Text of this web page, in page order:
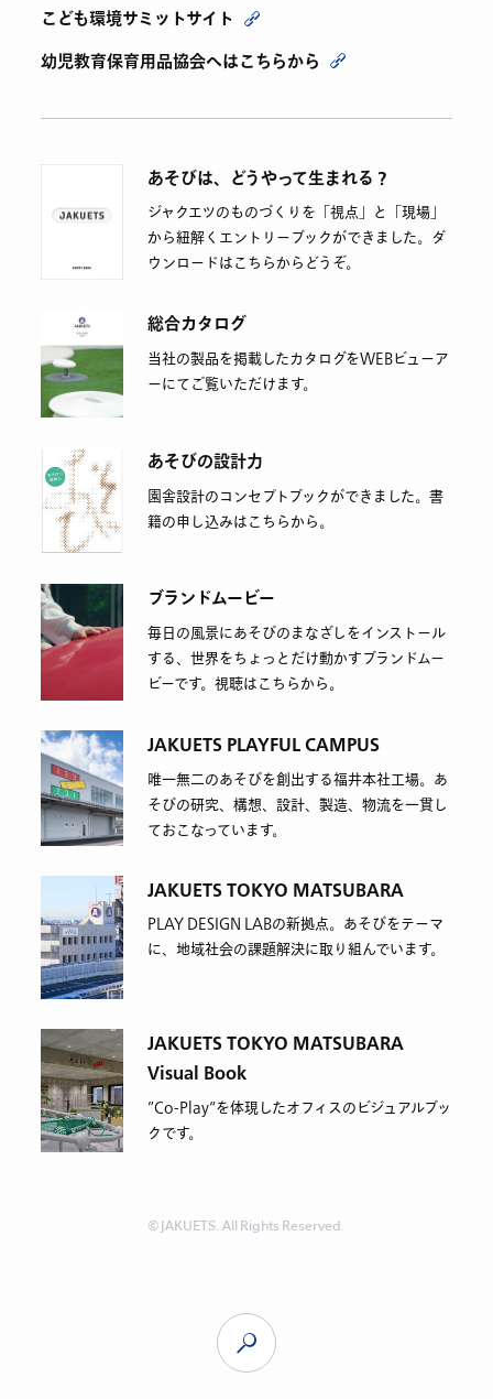
こども環境サミットサイト
幼児教育保育用品協会へはこちらから
あそびは、どうやって生まれる？
ジャクエツのものづくりを「視点」と「現場」
から紐解くエントリーブックができました。ダ
ウンロードはこちらからどうぞ。
総合カタログ
当社の製品を掲載したカタログをWEBビューア
ーにてご覧いただけます。
あそびの設計力
園舎設計のコンセプトブックができました。書
籍の申し込みはこちらから。
ブランドムービー
毎日の風景にあそびのまなざしをインストール
する、世界をちょっとだけ動かすブランドムー
ビーです。視聴はこちらから。
JAKUETS PLAYFUL CAMPUS
唯一無二のあそびを創出する福井本社工場。あ
そびの研究、構想、設計、製造、物流を一貫し
ておこなっています。
JAKUETS TOKYO MATSUBARA
PLAY DESIGN LABの新拠点。あそびをテーマ
に、地域社会の課題解決に取り組んでいます。
JAKUETS TOKYO MATSUBARA
Visual Book
”Co-Play“を体現したオフィスのビジュアルブッ
クです。
© JAKUETS. All Rights Reserved.